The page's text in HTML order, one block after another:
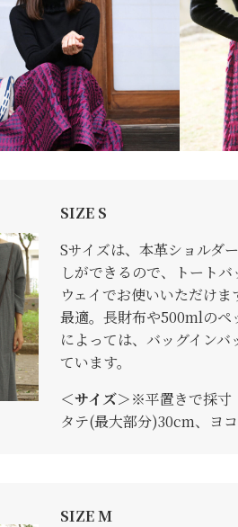
SIZE S
Sサイズは、本革ショルダ
しができるので、トート
ウェイでお使いいただけ
最適。長財布や500mlのペ
によっては、バッグイン
ています。
＜サイズ＞※平置きで採寸
タテ(最大部分)30cm、ヨ
SIZE M